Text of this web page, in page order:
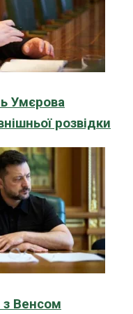
Умєрова
розвідки
з Венсом